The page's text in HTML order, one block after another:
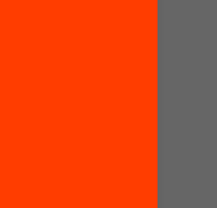
la complicitat
(Escola